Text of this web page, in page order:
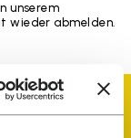
unserem
wieder abmelden.